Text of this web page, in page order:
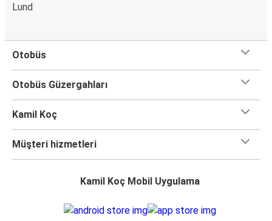
Lund
Otobüs
Otobüs Güzergahları
Kamil Koç
Müşteri hizmetleri
Kamil Koç Mobil Uygulama